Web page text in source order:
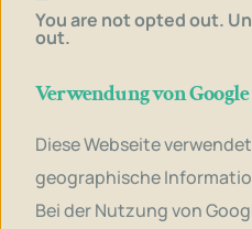
You are not opted out.
out.
Verwendung von
Diese Webseite
geographische
Bei der Nutzung von